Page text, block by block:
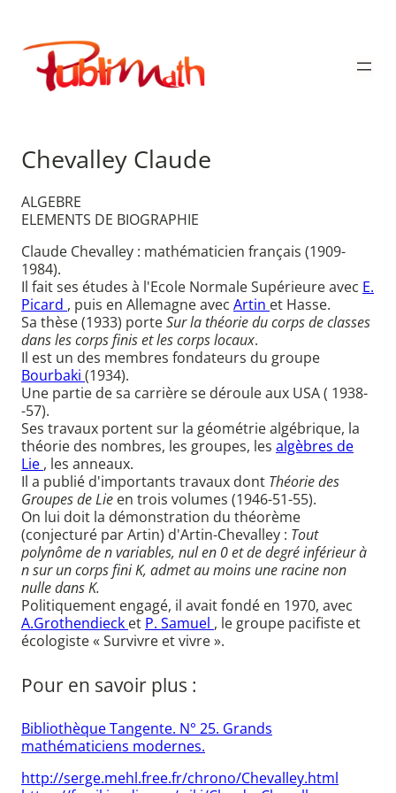
contenu
Publimath
Chevalley Claude
ALGEBRE
ELEMENTS DE BIOGRAPHIE
Claude Chevalley : mathématicien français (1909-
1984).
Il fait ses études à l'Ecole Normale Supérieure avec E.
Picard , puis en Allemagne avec Artin et Hasse.
Sa thèse (1933) porteSur la théorie du corps de classes
dans les corps finis et les corps locaux.
Il est un des membres fondateurs du groupe
Bourbaki (1934).
Une partie de sa carrière se déroule aux USA ( 1938-
-57).
Ses travaux portent sur la géométrie algébrique, la
théorie des nombres, les groupes, les algèbres de
Lie , les anneaux.
Il a publié d'importants travaux dont Théorie des
Groupes de Lie en trois volumes (1946-51-55).
On lui doit la démonstration du théorème
(conjecturé par Artin) d'Artin-Chevalley : Tout
polynôme de n variables, nul en 0 et de degré inférieur à
n sur un corps fini K, admet au moins une racine non
nulle dans K.
Politiquement engagé, il avait fondé en 1970, avec
A.Grothendieck et P. Samuel , le groupe pacifiste et
écologiste « Survivre et vivre ».
Pour en savoir plus :
Bibliothèque Tangente. N° 25. Grands
mathématiciens modernes.
http://serge.mehl.free.fr/chrono/Chevalley.html